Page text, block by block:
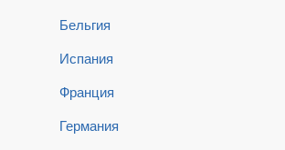
Бельгия
Испания
Франция
Германия